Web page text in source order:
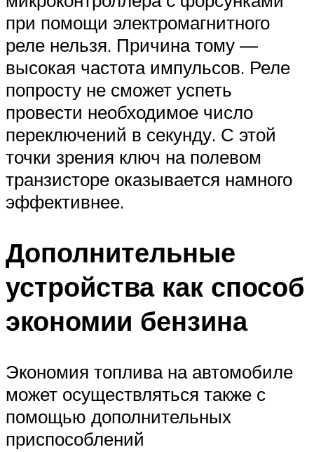
при помощи электромагнитного
реле нельзя. Причина тому —
высокая частота импульсов. Реле
попросту не сможет успеть
провести необходимое число
переключений в секунду. С этой
точки зрения ключ на полевом
транзисторе оказывается намного
эффективнее.
Дополнительные
устройства как способ
экономии бензина
Экономия топлива на автомобиле
может осуществляться также с
помощью дополнительных
приспособлений